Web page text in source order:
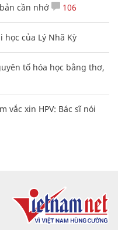
cần nhớ 106
của Lý Nhã Kỳ
tố hóa học bằng thơ,
vắc xin HPV: Bác sĩ nói